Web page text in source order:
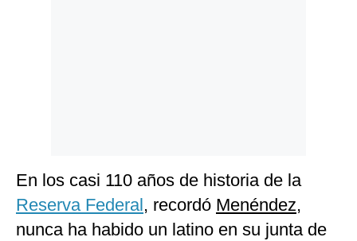
En los casi 110 años de historia de la
Reserva Federal, recordó Menéndez,
nunca ha habido un latino en su junta de